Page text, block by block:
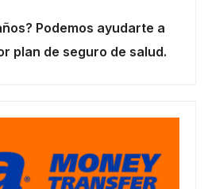
Podemos ayudarte a
plan de seguro de salud.